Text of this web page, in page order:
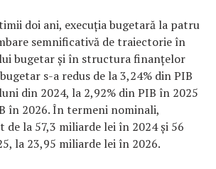
doi ani, execuția bugetară la patru
semnificativă de traiectorie în
bugetar și în structura finanțelor
s-a redus de la 3,24% din PIB
din 2024, la 2,92% din PIB în 2025
în 2026. În termeni nominali,
de la 57,3 miliarde lei în 2024 și 56
la 23,95 miliarde lei în 2026.